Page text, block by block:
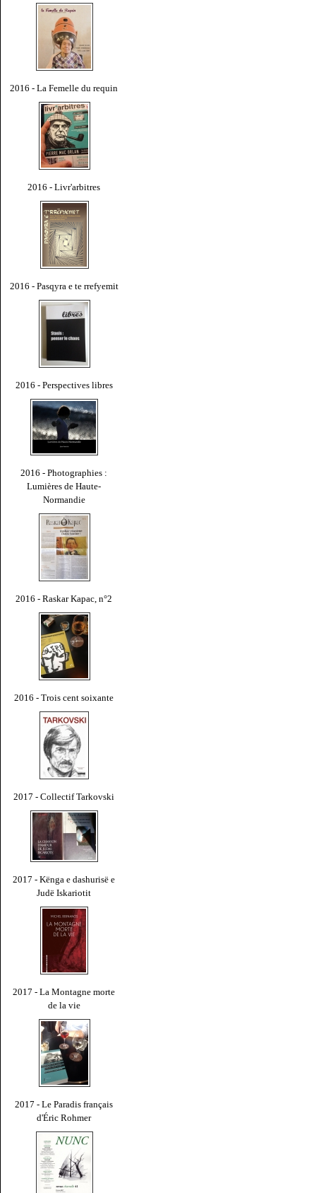
2016 - La Femelle du requin
2016 - Livr'arbitres
2016 - Pasqyra e te rrefyemit
2016 - Perspectives libres
2016 - Photographies :
Lumières de Haute-
Normandie
2016 - Raskar Kapac, n°2
2016 - Trois cent soixante
2017 - Collectif Tarkovski
2017 - Kënga e dashurisë e
Judë Iskariotit
2017 - La Montagne morte
de la vie
2017 - Le Paradis français
d'Éric Rohmer